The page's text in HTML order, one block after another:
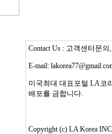
Contact Us : 고객센터문의
E-mail:
미국최대 대표포털 LA코
배포를 금합니다.
Copyright (c) LA Korea